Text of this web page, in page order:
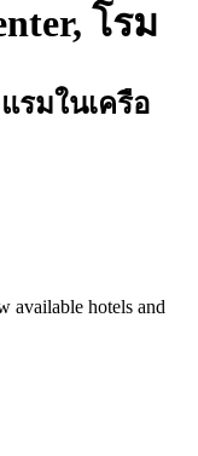
โรม
รมในเครือ
available hotels and